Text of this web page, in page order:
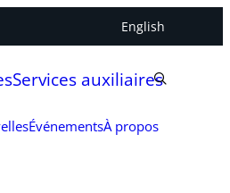
English
Services auxiliaires
ÉvénementsÀ propos